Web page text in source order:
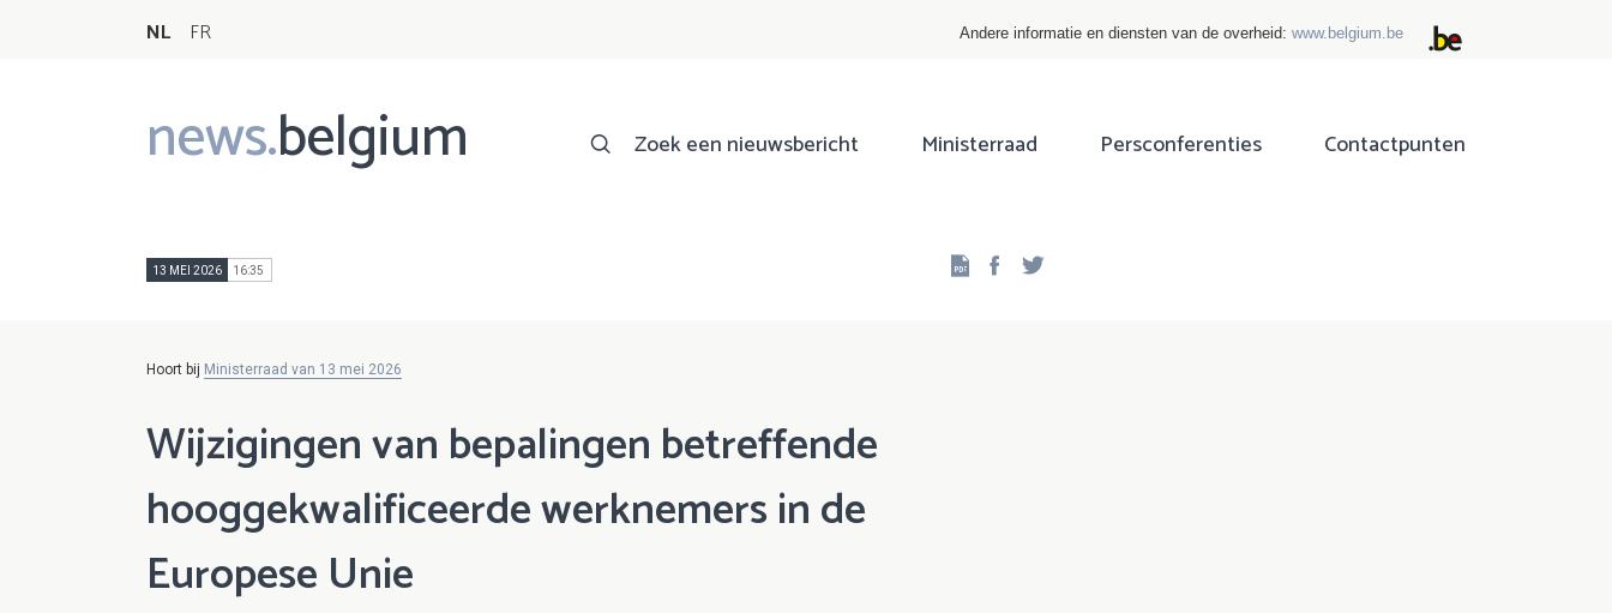
NL FR Andere informatie en diensten van de overheid: www.belgium.be
news.belgium
Main
navigation
Zoek een nieuwsbericht Ministerraad Persconferenties Contactpunten
13 MEI 2026 16:35 Facebook
Hoort bij Ministerraad van 13 mei 2026
Wijzigingen van bepalingen betreffende
hooggekwalificeerde werknemers in de
Europese Unie